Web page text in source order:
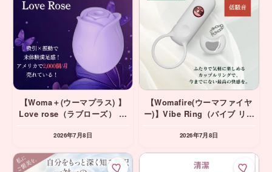
【Woma＋(ウーマプラス) 】
Love rose（ラブローズ） パ
2026年7月8日
【Womafire(ウーマファイヤ
ー)】Vibe Ring（バイブ リン
ング・リングバイブ
2026年7月8日